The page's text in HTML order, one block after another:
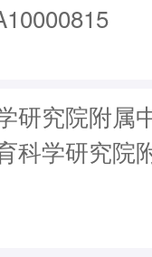
研究院附属
科学研究院